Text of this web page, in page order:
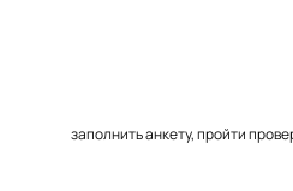
заполнить анкету, пройти